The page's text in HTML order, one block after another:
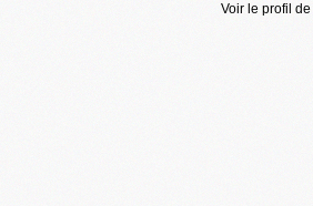
Voir le profil de